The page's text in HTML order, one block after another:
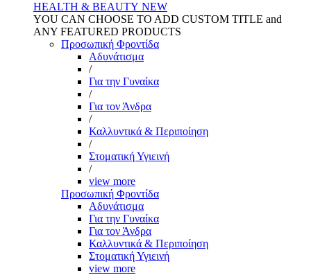
HEALTH & BEAUTY NEW
YOU CAN CHOOSE TO ADD CUSTOM TITLE and
ANY FEATURED PRODUCTS
Προσωπική Φροντίδα
Αδυνάτισμα
/
Για την Γυναίκα
/
Για τον Άνδρα
/
Καλλυντικά & Περιποίηση
/
Στοματική Υγιεινή
/
view more
Προσωπική Φροντίδα
Αδυνάτισμα
Για την Γυναίκα
Για τον Άνδρα
Καλλυντικά & Περιποίηση
Στοματική Υγιεινή
view more